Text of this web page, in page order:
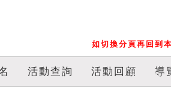
如切換分頁再回到
活動查詢 活動回顧 導